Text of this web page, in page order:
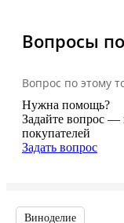
Вопросы
Вопрос по этому
Нужна помощь?
Задайте вопрос —
покупателей
Задать вопрос
Виноделие